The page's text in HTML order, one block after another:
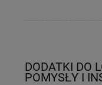
DODATKI DO
POMYSŁY I